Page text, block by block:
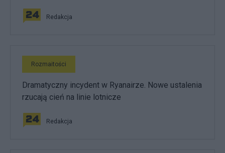
Redakcja
Rozmaitości
Dramatyczny incydent w Ryanairze. Nowe ustalenia
rzucają cień na linie lotnicze
Redakcja